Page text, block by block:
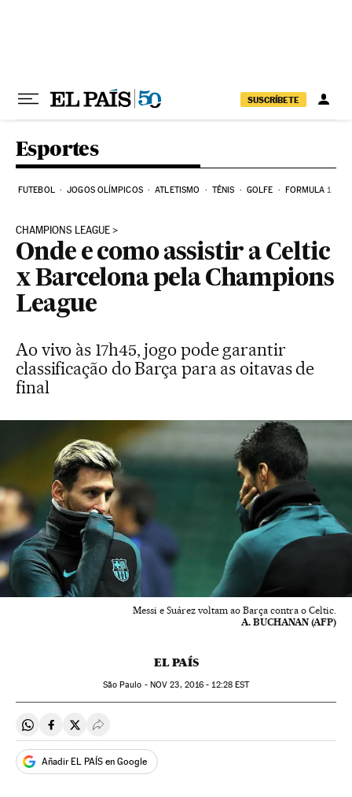
SUSCRÍBETE
Esportes
FUTEBOL JOGOS OLÍMPICOS ATLETISMO TÊNIS GOLFE FORMULA 1
CHAMPIONS LEAGUE
Onde e como assistir a Celtic
x Barcelona pela Champions
League
Ao vivo às 17h45, jogo pode garantir
classificação do Barça para as oitavas de
final
Messi e Suárez voltam ao Barça contra o Celtic.
A. BUCHANAN (AFP)
EL PAÍS
São Paulo - NOV 23, 2016 - 12:28EST
Compartir en Whatsapp
Compartir en Facebook
Compartir en Twitter
Desplegar Redes Sociales
Añadir EL PAÍS en Google